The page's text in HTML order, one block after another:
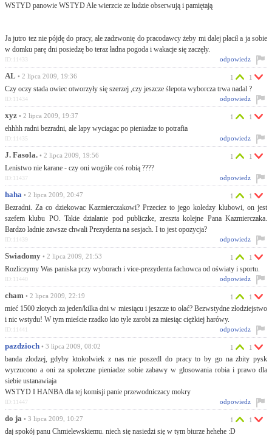
WSTYD panowie WSTYD Ale wierzcie ze ludzie obserwują i pamiętają
Ja jutro tez nie pójdę do pracy, ale zadzwonię do pracodawcy żeby mi dalej płacił a ja sobie
w domku parę dni posiedzę bo teraz ładna pogoda i wakacje się zaczęły.
odpowiedz
ID:11433
AL • 2 lipca 2009, 19:36
Czy oczy stada owiec otworzyły się szerzej ,czy jeszcze ślepota wyborcza trwa nadal ?
1 1
odpowiedz
ID:11434
xyz • 2 lipca 2009, 19:37
ehhhh radni bezradni, ale lapy wyciagac po pieniadze to potrafia
1 1
odpowiedz
ID:11435
J. Fasola. • 2 lipca 2009, 19:56
Lenistwo nie karane - czy oni wogóle coś robią ????
1 1
odpowiedz
ID:11437
haha • 2 lipca 2009, 20:47
Bezradni. Za co dziekowac Kazmierczakowi? Przeciez to jego koledzy klubowi, on jest
szefem klubu PO. Takie dzialanie pod publiczke, zreszta kolejne Pana Kazmierczaka.
Bardzo ladnie zawsze chwali Prezydenta na sesjach. I to jest opozycja?
1 1
odpowiedz
ID:11439
Świadomy • 2 lipca 2009, 21:53
Rozliczymy Was paniska przy wyborach i vice-prezydenta fachowca od oświaty i sportu.
1 1
odpowiedz
ID:11440
cham • 2 lipca 2009, 22:19
mieć 1500 złotych za jeden/kilka dni w miesiącu i jeszcze to olać? Bezwstydne złodziejstwo
i nic wstydu! W tym mieście rzadko kto tyle zarobi za miesiąc ciężkiej harówy.
1 1
odpowiedz
ID:11441
pazdzioch • 3 lipca 2009, 08:02
banda zlodzej, gdyby ktokolwiek z nas nie poszedl do pracy to by go na zbity pysk
wyrzucono a oni za spoleczne pieniadze sobie zabawy w glosowania robia i prawo dla
siebie ustanawiaja
WSTYD I HANBA dla tej komisji panie przewodniczacy mokry
1 1
odpowiedz
ID:11447
do ja • 3 lipca 2009, 10:27
daj spokój panu Chmielewskiemu. niech się nasiedzi się w tym biurze hehehe :D
1 1